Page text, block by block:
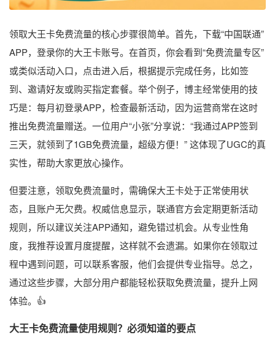
领取大王卡免费流量的核心步骤很简单。首先，下载“中国联通”
APP，登录你的大王卡账号。在首页，你会看到“免费流量专区”
或类似活动入口，点击进入后，根据提示完成任务，比如签
到、邀请好友或购买指定套餐。举个例子，博主经常使用的技
巧是：每月初登录APP，检查最新活动，因为运营商常在这时
推出免费流量赠送。一位用户“小张”分享说：“我通过APP签到
三天，就领到了1GB免费流量，超级方便！” 这体现了UGC的真
实性，帮助大家更放心操作。
但要注意，领取免费流量时，需确保大王卡处于正常使用状
态，且账户无欠费。权威信息显示，联通官方会定期更新活动
规则，所以建议关注APP通知，避免错过机会。从专业性角
度，我推荐设置月度提醒，这样就不会遗漏。如果你在领取过
程中遇到问题，可以联系客服，他们会提供专业指导。总之，
通过这些步骤，大部分用户都能轻松获取免费流量，提升上网
体验。👍
大王卡免费流量使用规则？必须知道的要点